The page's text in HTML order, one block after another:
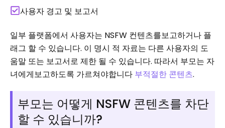
사용자 경고 및 보고서
일부 플랫폼에서 사용자는 NSFW 컨텐츠를보고하거나 플
래그 할 수 있습니다. 이 명시 적 자료는 다른 사용자의 도
움말 또는 보고서로 제한 될 수 있습니다. 따라서 부모는 자
녀에게보고하도록 가르쳐야합니다 부적절한 콘텐츠.
부모는 어떻게 NSFW 콘텐츠를 차단
할 수 있습니까?